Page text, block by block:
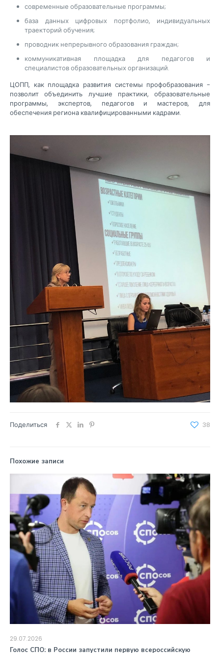
современные образовательные программы;
база данных цифровых портфолио, индивидуальных
траекторий обучения;
проводник непрерывного образования граждан;
коммуникативная площадка для педагогов и
специалистов образовательных организаций.
ЦОПП, как площадка развития системы профобразования -
позволит объединить лучшие практики, образовательные
программы, экспертов, педагогов и мастеров, для
обеспечения региона квалифицированными кадрами.
Поделиться 38
Похожие записи
29.07.2026
️Голос СПО: в России запустили первую всероссийскую